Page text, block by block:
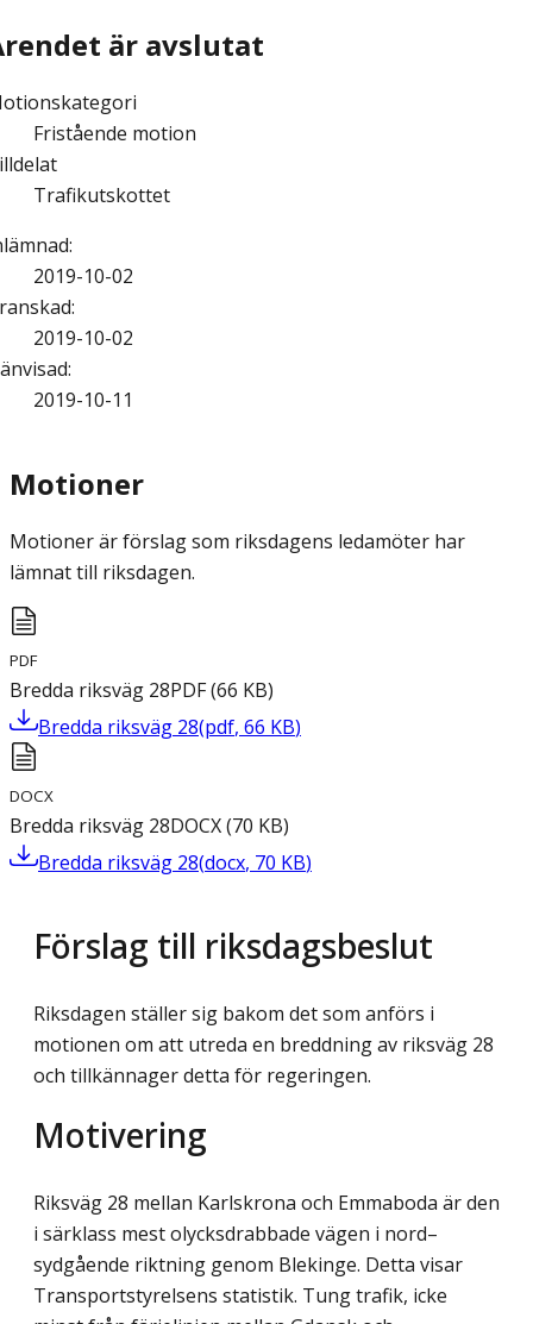
är avslutat
Fristående motion
Trafikutskottet
:
2019-10-02
:
2019-10-02
:
2019-10-11
Motioner
Motioner är förslag som riksdagens ledamöter har
lämnat till riksdagen.
PDF
Bredda riksväg 28PDF(66 KB)
Bredda riksväg 28(pdf, 66 KB)
DOCX
Bredda riksväg 28DOCX(70 KB)
Bredda riksväg 28(docx, 70 KB)
Förslag till riksdagsbeslut
Riksdagen ställer sig bakom det som anförs i
motionen om att utreda en breddning av riksväg 28
och tillkännager detta för regeringen.
Motivering
Riksväg 28 mellan Karlskrona och Emmaboda är den
i särklass mest olycksdrabbade vägen i nord–
sydgående riktning genom Blekinge. Detta visar
Transportstyrelsens statistik. Tung trafik, icke